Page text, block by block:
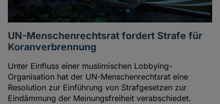
UN-Menschenrechtsrat fordert Strafe für
Koranverbrennung
Unter Einfluss einer muslimischen Lobbying-
Organisation hat der UN-Menschenrechtsrat eine
Resolution zur Einführung von Strafgesetzen zur
Eindämmung der Meinungsfreiheit verabschiedet.